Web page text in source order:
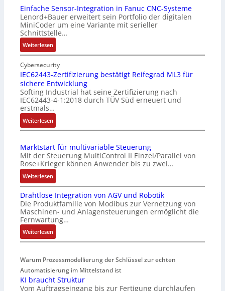
Einfache Sensor-Integration in Fanuc CNC-Systeme
Lenord+Bauer erweitert sein Portfolio der digitalen
MiniCoder um eine Variante mit serieller
Schnittstelle…
Weiterlesen:
E
i
n
f
a
c
h
e
S
n
s
o
r
-
n
t
e
g
r
t
i
o
Cybersecurity
IEC62443-Zertifizierung bestätigt Reifegrad ML3 für
sichere Entwicklung
Softing Industrial hat seine Zertifizierung nach
IEC62443-4-1:2018 durch TÜV Süd erneuert und
erstmals…
Weiterlesen:
I
C
6
2
4
4
-
Z
e
r
t
f
i
z
Marktstart für multivariable Steuerung
Mit der Steuerung MultiControl II Einzel/Parallel von
Rose+Krieger können Anwender bis zu zwei…
Weiterlesen:
M
a
r
k
t
s
t
r
t
f
Drahtlose Integration von AGV und Robotik
Die Produktfamilie von Modibus zur Vernetzung von
Maschinen- und Anlagensteuerungen ermöglicht die
Fernwartung…
Weiterlesen:
D
a
h
t
l
Warum Prozessmodellierung der Schlüssel zur echten
Automatisierung im Mittelstand ist
KI braucht Struktur
Vom Auftragseingang bis zur Fertigung durchlaufen